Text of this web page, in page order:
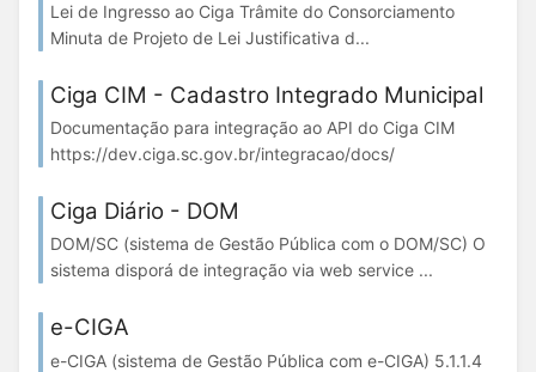
Lei de Ingresso ao Ciga Trâmite do Consorciamento
Minuta de Projeto de Lei Justificativa d...
Ciga CIM - Cadastro Integrado Municipal
Documentação para integração ao API do Ciga CIM
https://dev.ciga.sc.gov.br/integracao/docs/
Ciga Diário - DOM
DOM/SC (sistema de Gestão Pública com o DOM/SC) O
sistema disporá de integração via web service ...
e-CIGA
e-CIGA (sistema de Gestão Pública com e-CIGA) 5.1.1.4